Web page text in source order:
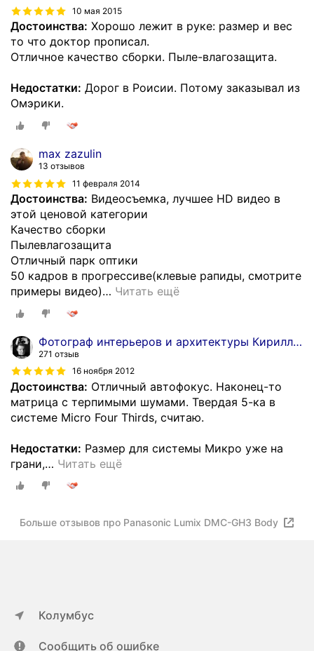
10 мая 2015
Достоинства: Хорошо лежит в руке: размер и вес
то что доктор прописал.
Отличное качество сборки. Пыле-влагозащита.
Недостатки: Дорог в Роисии. Потому заказывал из
Омэрики.
max zazulin
13 отзывов
11 февраля 2014
Достоинства: Видеосъемка, лучшее HD видео в
этой ценовой категории
Качество сборки
Пылевлагозащита
Отличный парк оптики
50 кадров в прогрессиве(клевые рапиды, смотрите
примеры видео)… Читать ещё
Фотограф интерьеров и архитектуры Кирилл Толль
271 отзыв
16 ноября 2012
Достоинства: Отличный автофокус. Наконец-то
матрица с терпимыми шумами. Твердая 5-ка в
системе Micro Four Thirds, считаю.
Недостатки: Размер для системы Микро уже на
грани,… Читать ещё
Больше отзывов про Panasonic Lumix DMC-GH3 Body
Колумбус
Сообщить об ошибке